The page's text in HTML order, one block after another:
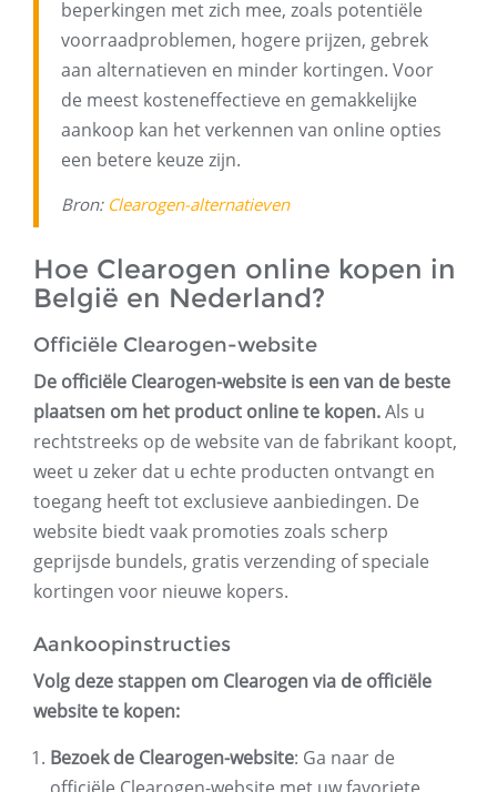
beperkingen met zich mee, zoals potentiële
voorraadproblemen, hogere prijzen, gebrek
aan alternatieven en minder kortingen. Voor
de meest kosteneffectieve en gemakkelijke
aankoop kan het verkennen van online opties
een betere keuze zijn.
Bron: Clearogen-alternatieven
Hoe Clearogen online kopen in
België en Nederland?
Officiële Clearogen-website
De officiële Clearogen-website is een van de beste
plaatsen om het product online te kopen.Als u
rechtstreeks op de website van de fabrikant koopt,
weet u zeker dat u echte producten ontvangt en
toegang heeft tot exclusieve aanbiedingen. De
website biedt vaak promoties zoals scherp
geprijsde bundels, gratis verzending of speciale
kortingen voor nieuwe kopers.
Aankoopinstructies
Volg deze stappen om Clearogen via de officiële
website te kopen:
Bezoek de Clearogen-website: Ga naar de